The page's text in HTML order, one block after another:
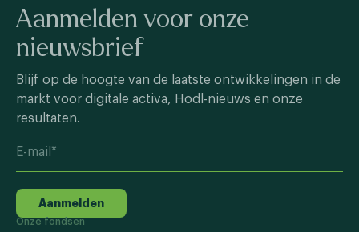
Aanmelden voor onze
nieuwsbrief
Blijf op de hoogte van de laatste ontwikkelingen in de
markt voor digitale activa, Hodl-nieuws en onze
resultaten.
Aanmelden
Onze fondsen